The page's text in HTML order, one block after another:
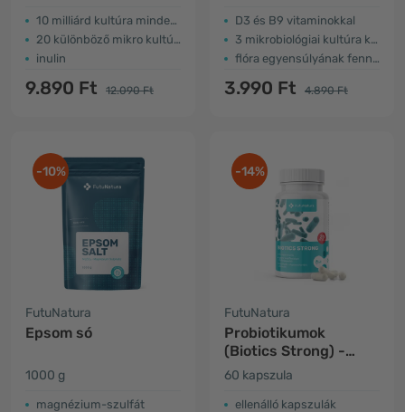
10 milliárd kultúra minden kapszulában
20 különböző mikro kultúra
inulin
9.890 Ft 12.090 Ft
D3 és B9 vitaminokkal
3 mikrobiológiai kultúra kolónia
flóra egyensúlyának fenntartása
3.990 Ft 4.890 Ft
-10%
FutuNatura
Epsom só
1000 g
magnézium-szulfát
-14%
FutuNatura
Probiotikumok
(Biotics Strong) -
emésztőrendszer
60 kapszula
ellenálló kapszulák